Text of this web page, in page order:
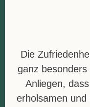
Die
ganz
Anliegen,
erholsamen und